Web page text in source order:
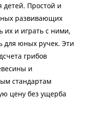
детей. Простой и
развивающих
их и играть с ними,
для юных ручек. Эти
грибов
и
стандартам
цену без ущерба